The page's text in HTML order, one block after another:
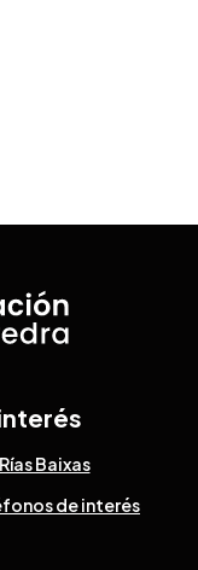
Baixas
de interés